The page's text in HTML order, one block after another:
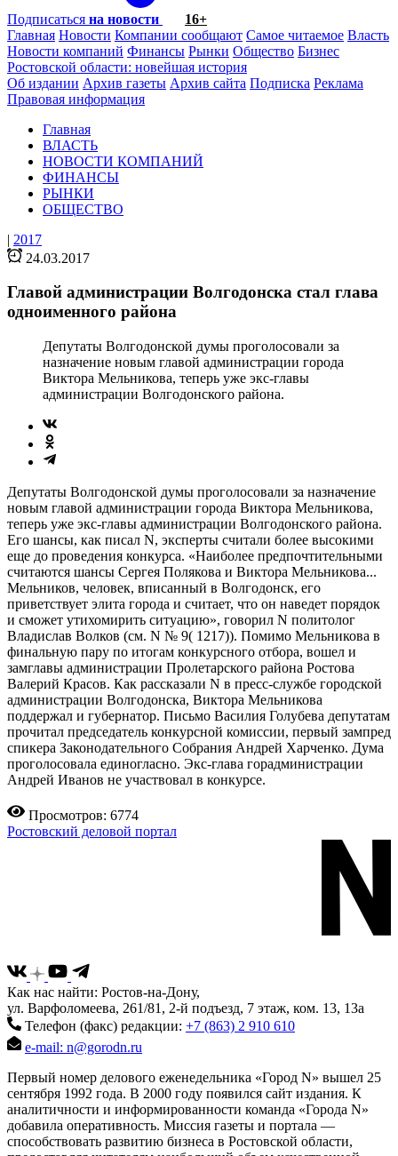
Подписаться на новости
16+
Главная Новости Компании сообщают Самое читаемое Власть
Новости компаний Финансы Рынки Общество Бизнес
Ростовской области: новейшая история
Об издании Архив газеты Архив сайта Подписка Реклама
Правовая информация
Главная
ВЛАСТЬ
НОВОСТИ КОМПАНИЙ
ФИНАНСЫ
РЫНКИ
ОБЩЕСТВО
| 2017
24.03.2017
Главой администрации Волгодонска стал глава
одноименного района
Депутаты Волгодонской думы проголосовали за
назначение новым главой администрации города
Виктора Мельникова, теперь уже экс-главы
администрации Волгодонского района.
Депутаты Волгодонской думы проголосовали за назначение
новым главой администрации города Виктора Мельникова,
теперь уже экс-главы администрации Волгодонского района.
Его шансы, как писал N, эксперты считали более высокими
еще до проведения конкурса. «Наиболее предпочтительными
считаются шансы Сергея Полякова и Виктора Мельникова...
Мельников, человек, вписанный в Волгодонск, его
приветствует элита города и считает, что он наведет порядок
и сможет утихомирить ситуацию», говорил N политолог
Владислав Волков (см. N № 9( 1217)). Помимо Мельникова в
финальную пару по итогам конкурсного отбора, вошел и
замглавы администрации Пролетарского района Ростова
Валерий Красов. Как рассказали N в пресс-службе городской
администрации Волгодонска, Виктора Мельникова
поддержал и губернатор. Письмо Василия Голубева депутатам
прочитал председатель конкурсной комиссии, первый зампред
спикера Законодательного Собрания Андрей Харченко. Дума
проголосовала единогласно. Экс-глава горадминистрации
Андрей Иванов не участвовал в конкурсе.
Просмотров: 6774
Ростовский деловой портал
Как нас найти: Ростов-на-Дону,
ул. Варфоломеева, 261/81, 2-й подъезд, 7 этаж, ком. 13, 13а
Телефон (факс) редакции: +7 (863) 2 910 610
e-mail: n@gorodn.ru
Первый номер делового еженедельника «Город N» вышел 25
сентября 1992 года. В 2000 году появился сайт издания. К
аналитичности и информированности команда «Города N»
добавила оперативность. Миссия газеты и портала —
способствовать развитию бизнеса в Ростовской области,